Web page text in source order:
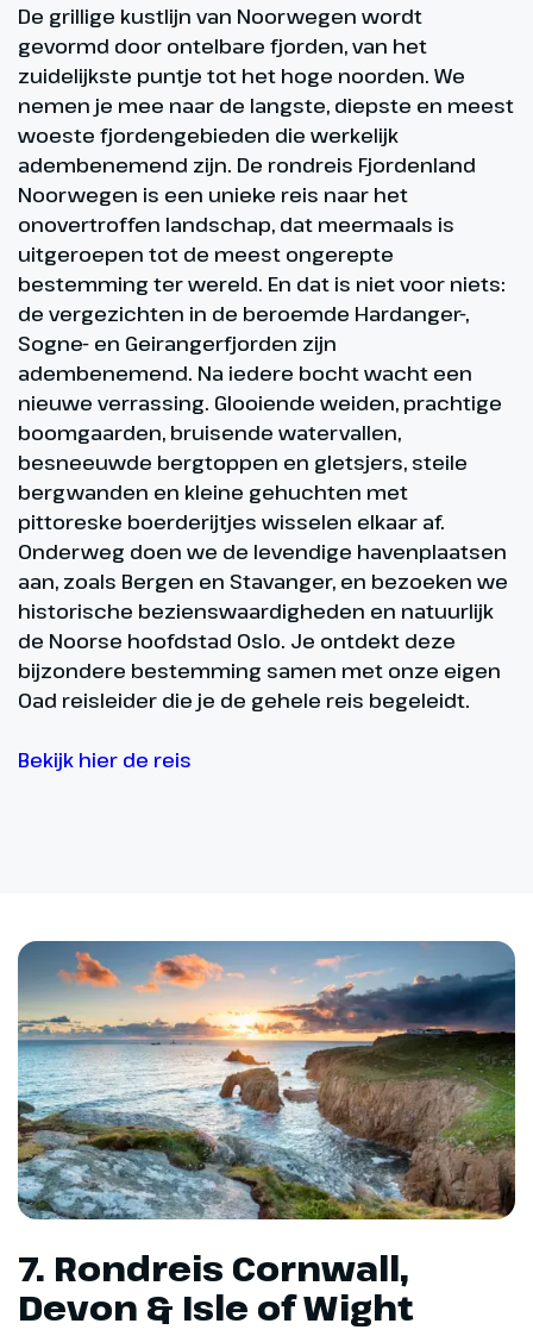
De grillige kustlijn van Noorwegen wordt
gevormd door ontelbare fjorden, van het
zuidelijkste puntje tot het hoge noorden. We
nemen je mee naar de langste, diepste en meest
woeste fjordengebieden die werkelijk
adembenemend zijn. De rondreis Fjordenland
Noorwegen is een unieke reis naar het
onovertroffen landschap, dat meermaals is
uitgeroepen tot de meest ongerepte
bestemming ter wereld. En dat is niet voor niets:
de vergezichten in de beroemde Hardanger-,
Sogne- en Geirangerfjorden zijn
adembenemend. Na iedere bocht wacht een
nieuwe verrassing. Glooiende weiden, prachtige
boomgaarden, bruisende watervallen,
besneeuwde bergtoppen en gletsjers, steile
bergwanden en kleine gehuchten met
pittoreske boerderijtjes wisselen elkaar af.
Onderweg doen we de levendige havenplaatsen
aan, zoals Bergen en Stavanger, en bezoeken we
historische bezienswaardigheden en natuurlijk
de Noorse hoofdstad Oslo. Je ontdekt deze
bijzondere bestemming samen met onze eigen
Oad reisleider die je de gehele reis begeleidt.
Bekijk hier de reis
7. Rondreis Cornwall,
Devon & Isle of Wight